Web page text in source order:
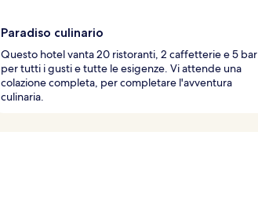
Paradiso culinario
Questo hotel vanta 20 ristoranti, 2 caffetterie e 5 bar
per tutti i gusti e tutte le esigenze. Vi attende una
colazione completa, per completare l'avventura
culinaria.